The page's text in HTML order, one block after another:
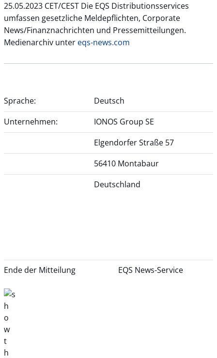
25.05.2023 CET/CEST Die EQS Distributionsservices
umfassen gesetzliche Meldepflichten, Corporate
News/Finanznachrichten und Pressemitteilungen.
Medienarchiv unter eqs-news.com
Sprache:
Deutsch
Unternehmen:
IONOS Group SE
Elgendorfer Straße 57
56410 Montabaur
Deutschland
Ende der Mitteilung EQS News-Service